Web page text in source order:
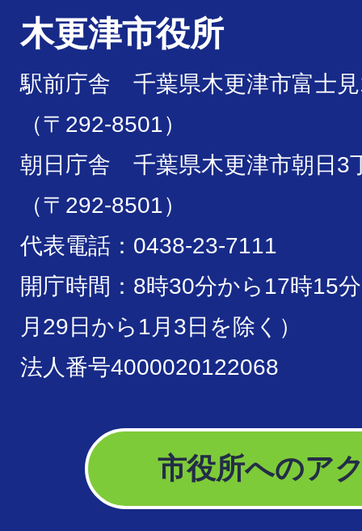
木更津市役所
駅前庁舎 千葉県木更津市富士
（〒292-8501）
朝日庁舎 千葉県木更津市朝日3
（〒292-8501）
代表電話：0438-23-7111
開庁時間：8時30分から17時15
月29日から1月3日を除く）
法人番号4000020122068
市役所へのア